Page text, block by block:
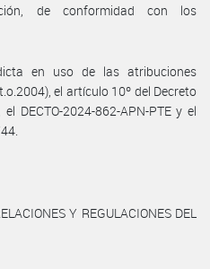
de conformidad con los
en uso de las atribuciones
el artículo 10º del Decreto
DECTO-2024-862-APN-PTE y el
Y REGULACIONES DEL